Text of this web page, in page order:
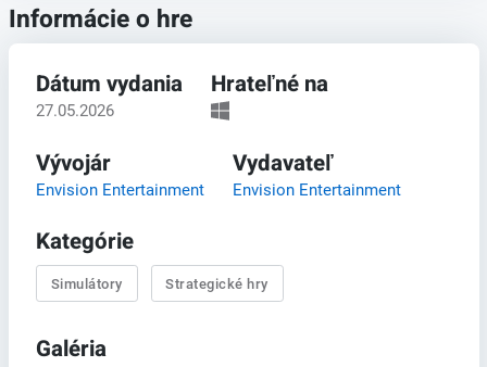
Informácie o hre
Dátum vydania
27.05.2026
Hrateľné na
Vývojár
Envision Entertainment
Vydavateľ
Envision Entertainment
Kategórie
Simulátory Strategické hry
Galéria